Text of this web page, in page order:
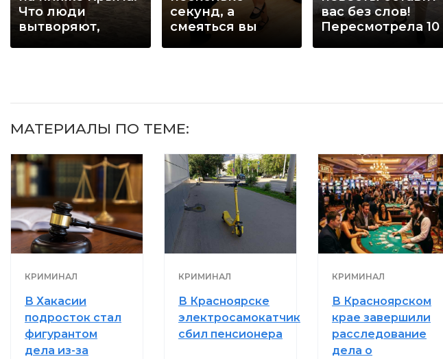
Что люди
вытворяют,
секунд, а
смеяться вы
вас без слов!
Пересмотрела 10
МАТЕРИАЛЫ ПО ТЕМЕ:
КРИМИНАЛ
В Хакасии
подросток стал
фигурантом
дела из-за
КРИМИНАЛ
В Красноярске
электросамокатчик
сбил пенсионера
КРИМИНАЛ
В Красноярском
крае завершили
расследование
дела о